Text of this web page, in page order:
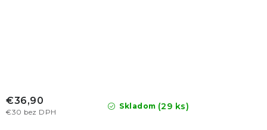
Skladom (29 ks)
€30 bez DPH
€36,90